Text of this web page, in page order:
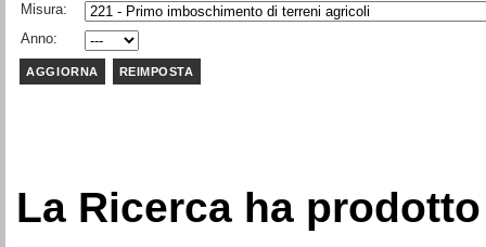
Misura:
Anno:
La Ricerca ha